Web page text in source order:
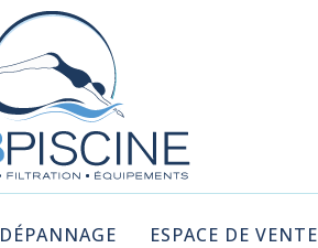
DÉPANNAGE ESPACE DE VENTE